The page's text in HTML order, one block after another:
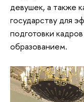
девушек, а также
государству для
подготовки
образованием.